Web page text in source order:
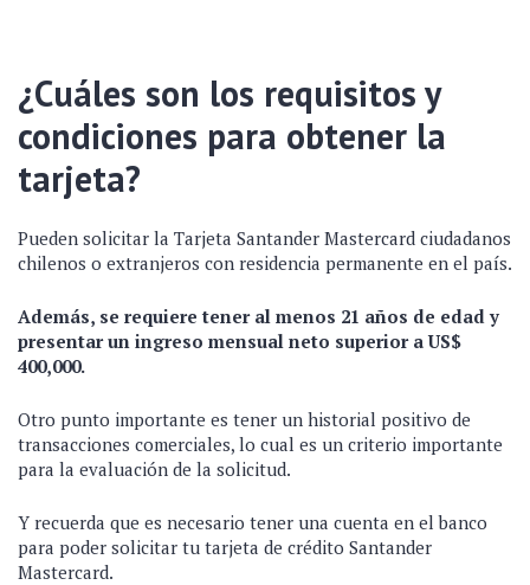
¿Cuáles son los requisitos y
condiciones para obtener la
tarjeta?
Pueden solicitar la Tarjeta Santander Mastercard ciudadanos
chilenos o extranjeros con residencia permanente en el país.
Además, se requiere tener al menos 21 años de edad y
presentar un ingreso mensual neto superior a US$
400,000.
Otro punto importante es tener un historial positivo de
transacciones comerciales, lo cual es un criterio importante
para la evaluación de la solicitud.
Y recuerda que es necesario tener una cuenta en el banco
para poder solicitar tu tarjeta de crédito Santander
Mastercard.